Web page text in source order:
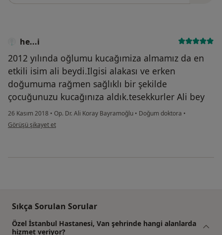
he...i
2012 yılında oğlumu kucağımiza almamız da en
etkili isim ali beydi.Ilgisi alakası ve erken
doğumuma rağmen sağlıklı bir şekilde
çocuğunuzu kucağınıza aldık.tesekkurler Ali bey
26 Kasım 2018 • Op. Dr. Ali Koray Bayramoğlu • Doğum doktora •
kullanıcının görüşüne göre he...i
Görüşü şikayet et
Sıkça Sorulan Sorular
Özel İstanbul Hastanesi, Van şehrinde hangi alanlarda
hizmet veriyor?